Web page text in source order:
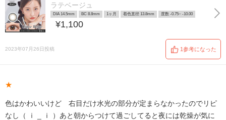
ラテベージュ
DIA 14.5mm BC 8.8mm 1ヶ月 着色直径 13.8mm 度数 -0.75~ -10.00
¥1,100
2023年07月26日投稿 1参考になった
★
色はかわいいけど 右目だけ水光の部分が定まらなかったのでリピ
なし（ ｉ _ ｉ ）あと朝からつけて過ごしてると夜には乾燥が気に